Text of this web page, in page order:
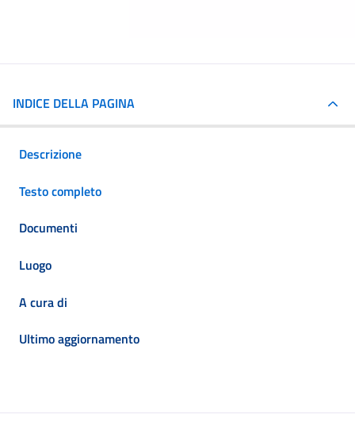
INDICE DELLA PAGINA
Descrizione
Testo completo
Documenti
Luogo
A cura di
Ultimo aggiornamento